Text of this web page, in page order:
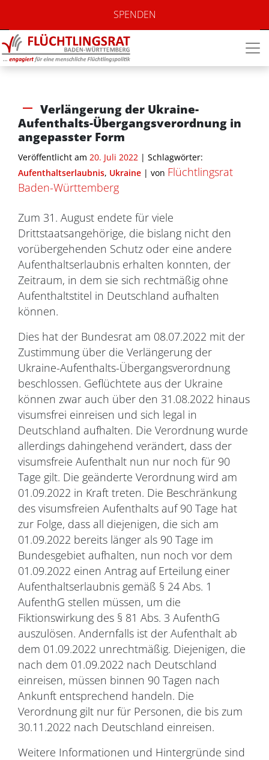
SPENDEN
Verlängerung der Ukraine-
Aufenthalts-Übergangsverordnung in
angepasster Form
Veröffentlicht am 20. Juli 2022 | Schlagwörter:
Aufenthaltserlaubnis, Ukraine | von Flüchtlingsrat
Baden-Württemberg
Zum 31. August endete für viele
Drittstaatsangehörige, die bislang nicht den
vorübergehenden Schutz oder eine andere
Aufenthaltserlaubnis erhalten konnten, der
Zeitraum, in dem sie sich rechtmäßig ohne
Aufenthaltstitel in Deutschland aufhalten
können.
Dies hat der Bundesrat am 08.07.2022 mit der
Zustimmung über die Verlängerung der
Ukraine-Aufenthalts-Übergangsverordnung
beschlossen. Geflüchtete aus der Ukraine
können zwar auch über den 31.08.2022 hinaus
visumsfrei einreisen und sich legal in
Deutschland aufhalten. Die Verordnung wurde
allerdings dahingehend verändert, dass der
visumsfreie Aufenthalt nun nur noch für 90
Tage gilt. Die geänderte Verordnung wird am
01.09.2022 in Kraft treten. Die Beschränkung
des visumsfreien Aufenthalts auf 90 Tage hat
zur Folge, dass all diejenigen, die sich am
01.09.2022 bereits länger als 90 Tage im
Bundesgebiet aufhalten, nun noch vor dem
01.09.2022 einen Antrag auf Erteilung einer
Aufenthaltserlaubnis gemäß § 24 Abs. 1
AufenthG stellen müssen, um die
Fiktionswirkung des § 81 Abs. 3 AufenthG
auszulösen. Andernfalls ist der Aufenthalt ab
dem 01.09.2022 unrechtmäßig. Diejenigen, die
nach dem 01.09.2022 nach Deutschland
einreisen, müssen binnen 90 Tagen nach
Ankunft entsprechend handeln. Die
Verordnung gilt nur für Personen, die bis zum
30.11.2022 nach Deutschland einreisen.
Weitere Informationen und Hintergründe sind